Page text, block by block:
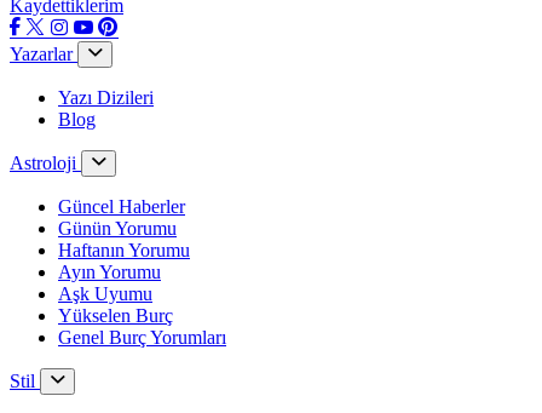
Kaydettiklerim
Yazarlar
Yazı Dizileri
Blog
Astroloji
Güncel Haberler
Günün Yorumu
Haftanın Yorumu
Ayın Yorumu
Aşk Uyumu
Yükselen Burç
Genel Burç Yorumları
Stil